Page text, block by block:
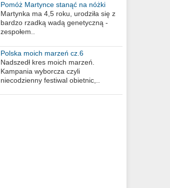
Pomóż Martynce stanąć na nóżki
Martynka ma 4,5 roku, urodziła się z
bardzo rzadką wadą genetyczną -
zespołem..
Polska moich marzeń cz.6
Nadszedł kres moich marzeń.
Kampania wyborcza czyli
niecodzienny festiwal obietnic,..